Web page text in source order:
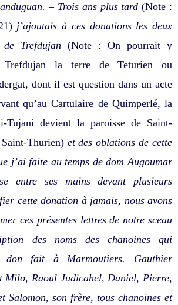
– Trois ans plus tard(Note :
j’ajoutais à ces donations les deux
Trefdujan (Note : On pourrait y
Trefdujan la terre de Teturien ou
dont il est question dans un acte
qu’au Cartulaire de Quimperlé, la
Tujani devient la paroisse de Saint-
Thurien)et des oblations de cette
j’ai faite au temps de dom Augoumar
entre ses mains devant plusieurs
cette donation à jamais, nous avons
ces présentes lettres de notre sceau
des noms des chanoines qui
don fait à Marmoutiers. Gauthier
Milo, Raoul Judicahel, Daniel, Pierre,
Salomon, son frère, tous chanoines et